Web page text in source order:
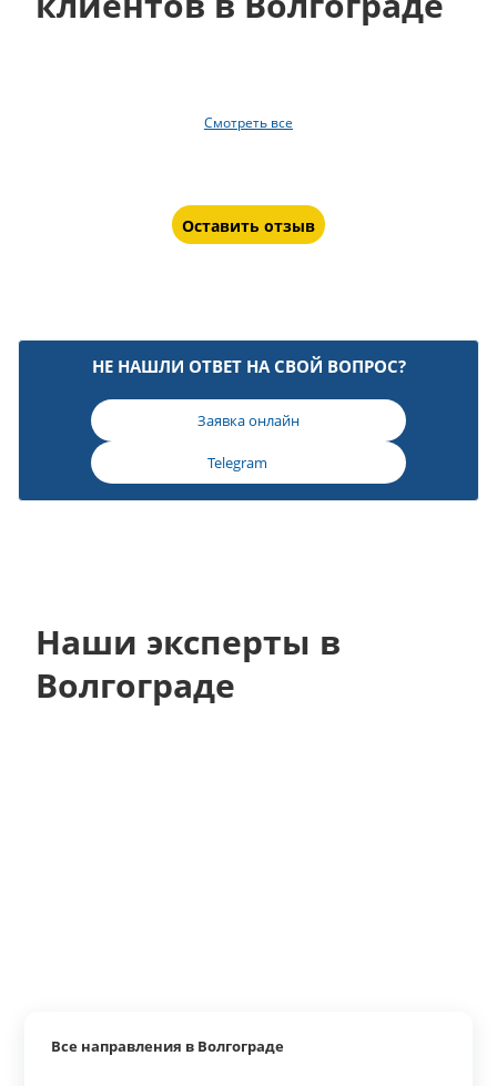
Смотреть все
Оставить отзыв
НЕ НАШЛИ ОТВЕТ НА СВОЙ ВОПРОС?
Заявка онлайн
Telegram
Наши эксперты в
Волгограде
Все направления в Волгограде